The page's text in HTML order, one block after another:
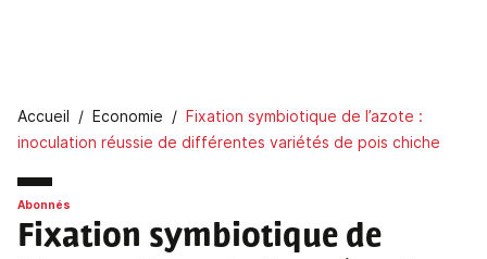
Fil d'Ariane
Accueil Economie
Fixation symbiotique de l’azote :
inoculation réussie de différentes variétés de pois chiche
Abonnés
Fixation symbiotique de